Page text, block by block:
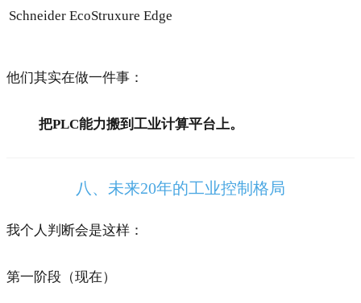
Schneider EcoStruxure Edge
他们其实在做一件事：
把PLC能力搬到工业计算平台上。
八、未来20年的工业控制格局
我个人判断会是这样：
第一阶段（现在）